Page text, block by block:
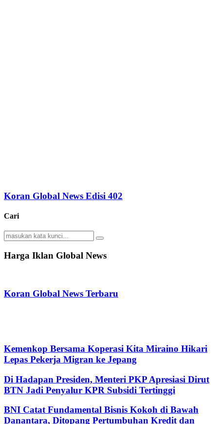
Koran Global News Edisi 402
Cari
Search
for:
Search
Harga Iklan Global News
Koran Global News Terbaru
Kemenkop Bersama Koperasi Kita Miraino Hikari
Lepas Pekerja Migran ke Jepang
Di Hadapan Presiden, Menteri PKP Apresiasi Dirut
BTN Jadi Penyalur KPR Subsidi Tertinggi
BNI Catat Fundamental Bisnis Kokoh di Bawah
Danantara, Ditopang Pertumbuhan Kredit dan